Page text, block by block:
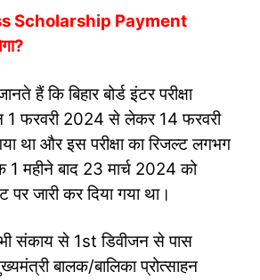
Scholarship Payment
हैं कि बिहार बोर्ड इंटर परीक्षा
फरवरी 2024 से लेकर 14 फरवरी
था और इस परीक्षा का रिजल्ट लगभग
के 1 महीने बाद 23 मार्च 2024 को
जारी कर दिया गया था।
भी संकाय से 1st डिवीजन से पास
बालक/बालिका प्रोत्साहन